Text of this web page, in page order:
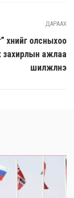
ДАРААХ
хүнийг олсныхоо
захирлын ажлаа
шилжүүлнэ